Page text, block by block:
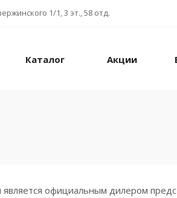
1/1, 3 эт., 58 отд.
Каталог Акции
официальным дилером